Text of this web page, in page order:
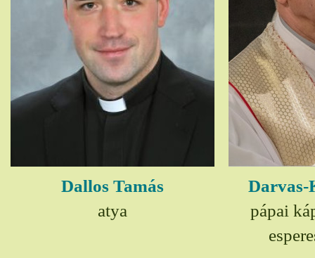
Dallos Tamás
atya
Darvas-
pápai